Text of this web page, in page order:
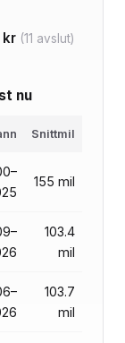
kr (11 avslut)
nu
Snittmil
155 mil
103.4
mil
103.7
mil